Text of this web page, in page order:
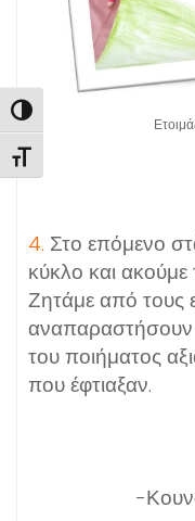
Εναλλαγή Υψηλής
Εναλλαγή Μεγέθους
4. Στο επόμενο
κύκλο και
Ζητάμε από τους
αναπαραστήσουν
του ποιήματος
που έφτιαξαν.
-